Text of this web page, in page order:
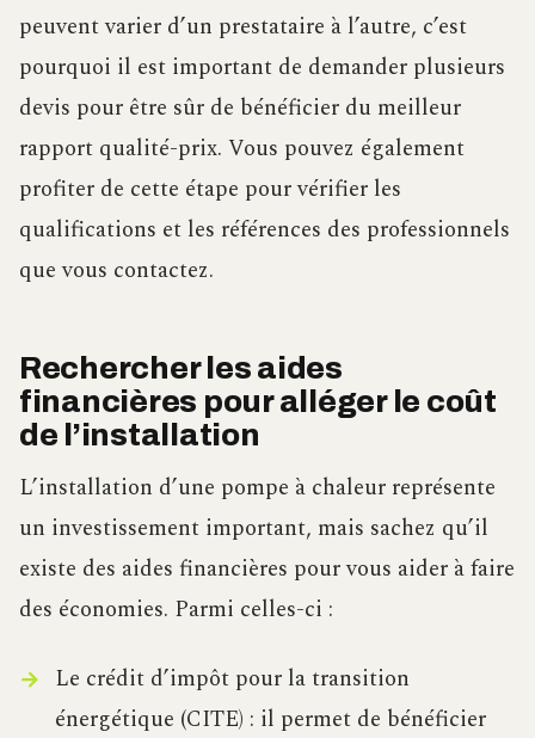
peuvent varier d’un prestataire à l’autre, c’est
pourquoi il est important de demander plusieurs
devis pour être sûr de bénéficier du meilleur
rapport qualité-prix. Vous pouvez également
profiter de cette étape pour vérifier les
qualifications et les références des professionnels
que vous contactez.
Rechercher les aides
financières pour alléger le coût
de l’installation
L’installation d’une pompe à chaleur représente
un investissement important, mais sachez qu’il
existe des aides financières pour vous aider à faire
des économies. Parmi celles-ci :
Le crédit d’impôt pour la transition
énergétique (CITE) : il permet de bénéficier